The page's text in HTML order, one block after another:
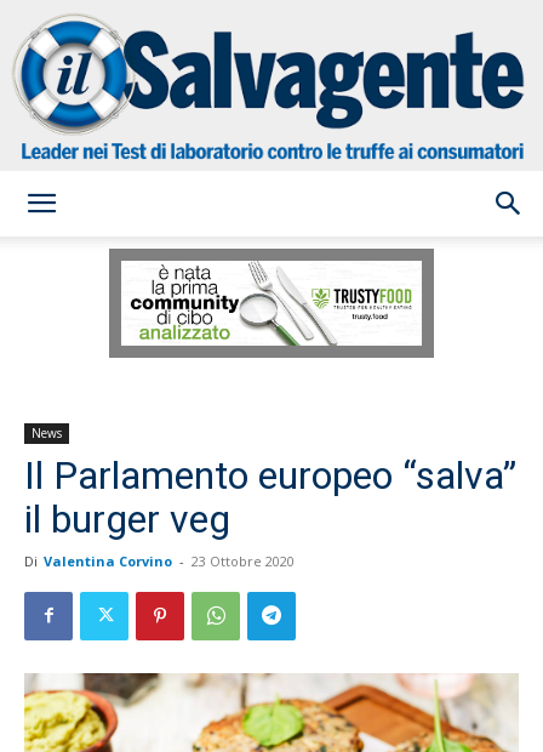
Salvagente
News
Il Parlamento europeo “salva”
il burger veg
Di Valentina Corvino - 23 Ottobre 2020